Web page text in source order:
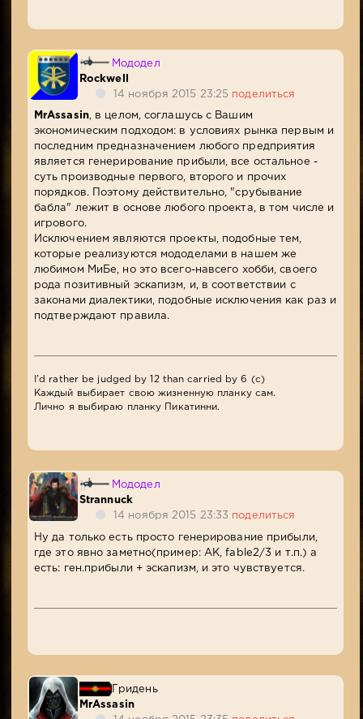
Мододел
Rockwell
14 ноября 2015 23:25 поделиться
MrAssasin, в целом, соглашусь с Вашим
экономическим подходом: в условиях рынка первым и
последним предназначением любого предприятия
является генерирование прибыли, все остальное -
суть производные первого, второго и прочих
порядков. Поэтому действительно, "срубывание
бабла" лежит в основе любого проекта, в том числе и
игрового.
Исключением являются проекты, подобные тем,
которые реализуются мододелами в нашем же
любимом МиБе, но это всего-навсего хобби, своего
рода позитивный эскапизм, и, в соответствии с
законами диалектики, подобные исключения как раз и
подтверждают правила.
I'd rather be judged by 12 than carried by 6 (c)
Каждый выбирает свою жизненную планку сам.
Лично я выбираю планку Пикатинни.
Мододел
Strannuck
14 ноября 2015 23:33 поделиться
Ну да только есть просто генерирование прибыли,
где это явно заметно(пример: АК, fable2/3 и т.п.) а
есть: ген.прибыли + эскапизм, и это чувствуется.
Гридень
MrAssasin